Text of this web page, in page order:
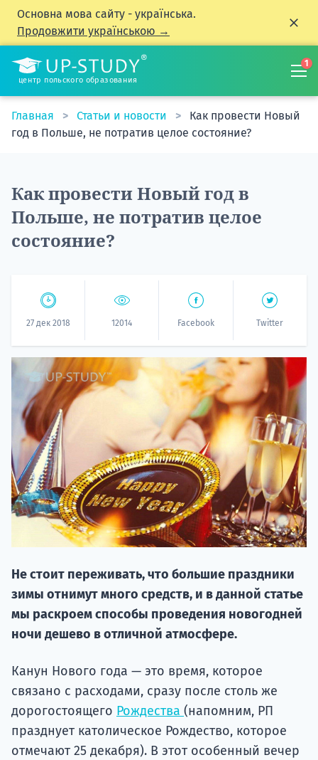
Основна мова сайту - українська.
Продовжити українською →
центр польского образования
1
Главная Статьи и новости
Как провести Новый
год в Польше, не потратив целое состояние?
Как провести Новый год в
Польше, не потратив целое
состояние?
27 дек 2018 12014 Facebook Twitter
Не стоит переживать, что большие праздники
зимы отнимут много средств, и в данной статье
мы раскроем способы проведения новогодней
ночи дешево в отличной атмосфере.
Канун Нового года — это время, которое
связано с расходами, сразу после столь же
дорогостоящего Рождества (напомним, РП
празднует католическое Рождество, которое
отмечают 25 декабря). В этот особенный вечер
НАБОР